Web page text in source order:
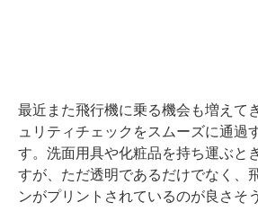
最近また飛行機に乗る機会も増えて
ュリティチェックをスムーズに通過
す。洗面用具や化粧品を持ち運ぶと
すが、ただ透明であるだけでなく、
ンがプリントされているのが良さそ